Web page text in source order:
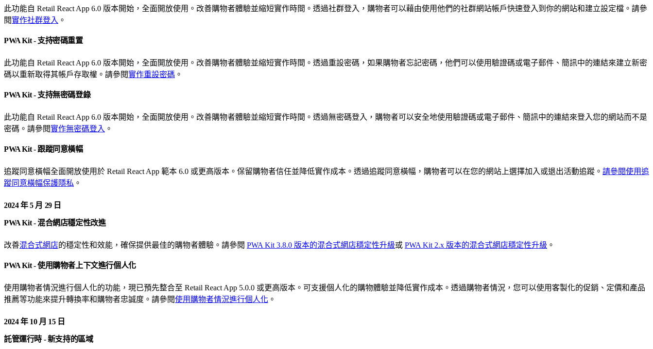
此功能自 Retail React App 6.0 版本開始，全面開放使用。改善購物者體驗並縮短實作時間。透過社群登入，購物者可以藉由使用他們的社群網站帳戶快速登入到你的網站和建立設定檔。請參
閱實作社群登入 。
PWA Kit - 支持密碼重置
此功能自 Retail React App 6.0 版本開始，全面開放使用。改善購物者體驗並縮短實作時間。透過重設密碼，如果購物者忘記密碼，他們可以使用驗證碼或電子郵件、簡訊中的連結來建立新密
碼以重新取得其帳戶存取權。請參閱實作重設密碼 。
PWA Kit - 支持無密碼登錄
此功能自 Retail React App 6.0 版本開始，全面開放使用。改善購物者體驗並縮短實作時間。透過無密碼登入，購物者可以安全地使用驗證碼或電子郵件、簡訊中的連結來登入您的網站而不是
密碼。請參閱實作無密碼登入 。
PWA Kit - 跟蹤同意橫幅
追蹤同意橫幅全面開放使用於 Retail React App 範本 6.0 或更高版本。保留購物者信任並降低實作成本。透過追蹤同意橫幅，購物者可以在您的網站上選擇加入或退出活動追蹤。 請參閱使用追
蹤同意橫幅保護隱私 。
2024 年 5 月 29 日
PWA Kit - 混合網店穩定性改進
改善混合式網店的穩定性和效能，確保提供最佳的購物者體驗。請參閱 PWA Kit 3.8.0 版本的混合式網店穩定性升級或 PWA Kit 2.x 版本的混合式網店穩定性升級 。
PWA Kit - 使用購物者上下文進行個人化
使用購物者情況進行個人化的功能，現已預先整合至 Retail React App 5.0.0 或更高版本。可支援個人化的購物體驗並降低實作成本。透過購物者情況，您可以使用客製化的促銷、定價和產品
推薦等功能來提升轉換率和購物者忠誠度。請參閱使用購物者情況進行個人化 。
2024 年 10 月 15 日
託管運行時 - 新支持的區域